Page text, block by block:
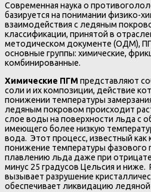
Современная наука о
базируется на понимании физико-
взаимодействия с ледяным
классификации, принятой в
методическом документе (ОДМ),
основные группы: химические,
комбинированные.
Химические ПГМ представляют
соли и их композиции, действие
понижении температуры
ледяным покровом происходит
слое воды на поверхности льда с
имеющего более низкую
вода. Этот процесс, известный как
понижение температуры фазового
плавлению льда даже при
минус 25 градусов Цельсия и ниже.
вызывает разрушение
обеспечивает ликвидацию ледяной